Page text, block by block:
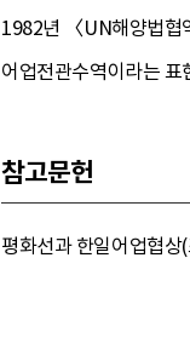
1982년 〈UN해양법협
어업전관수역이라는
참고문헌
평화선과 한일어업협